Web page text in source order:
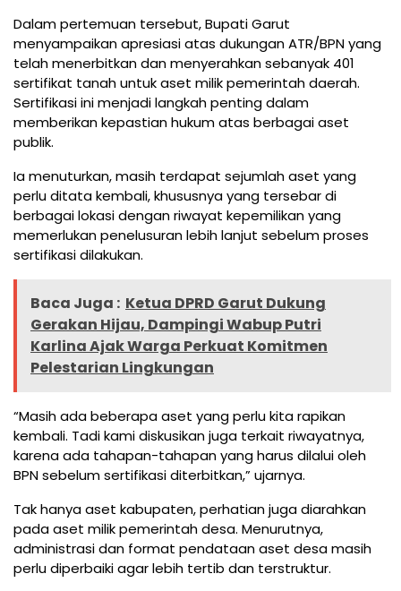
Dalam pertemuan tersebut, Bupati Garut
menyampaikan apresiasi atas dukungan ATR/BPN yang
telah menerbitkan dan menyerahkan sebanyak 401
sertifikat tanah untuk aset milik pemerintah daerah.
Sertifikasi ini menjadi langkah penting dalam
memberikan kepastian hukum atas berbagai aset
publik.
Ia menuturkan, masih terdapat sejumlah aset yang
perlu ditata kembali, khususnya yang tersebar di
berbagai lokasi dengan riwayat kepemilikan yang
memerlukan penelusuran lebih lanjut sebelum proses
sertifikasi dilakukan.
Baca Juga : Ketua DPRD Garut Dukung
Gerakan Hijau, Dampingi Wabup Putri
Karlina Ajak Warga Perkuat Komitmen
Pelestarian Lingkungan
“Masih ada beberapa aset yang perlu kita rapikan
kembali. Tadi kami diskusikan juga terkait riwayatnya,
karena ada tahapan-tahapan yang harus dilalui oleh
BPN sebelum sertifikasi diterbitkan,” ujarnya.
Tak hanya aset kabupaten, perhatian juga diarahkan
pada aset milik pemerintah desa. Menurutnya,
administrasi dan format pendataan aset desa masih
perlu diperbaiki agar lebih tertib dan terstruktur.